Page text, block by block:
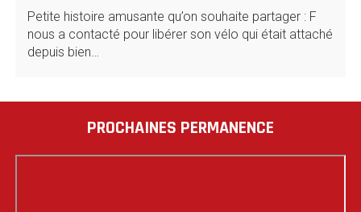
Petite histoire amusante qu’on souhaite partager : F
nous a contacté pour libérer son vélo qui était attaché
depuis bien…
PROCHAINES PERMANENCE